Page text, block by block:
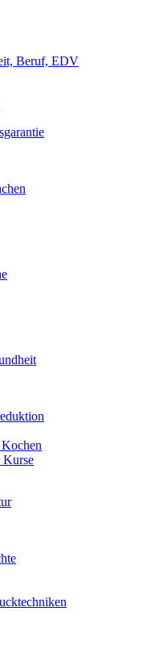
Kurse